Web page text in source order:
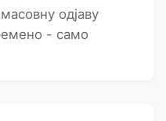
одјаву
- само